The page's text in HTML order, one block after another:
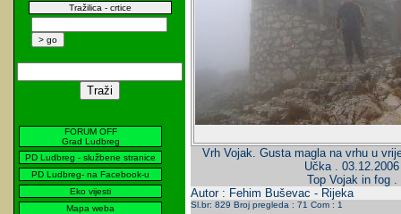
Tražilica - crtice
FORUM OFF
Grad Ludbreg
PD Ludbreg - službene stranice
PD Ludbreg- na Facebook-u
Eko vijesti
Mapa weba
Vrh Vojak. Gusta magla na vrhu u
Učka . 03.12.2006
Top Vojak in fog .
Autor : Fehim Buševac - Rijeka
Sl.br: 829 Broj pregleda : 71 Com : 1